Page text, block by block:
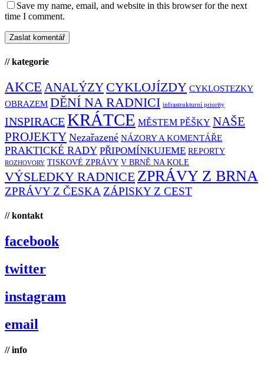
Save my name, email, and website in this browser for the next
time I comment.
// kategorie
AKCE ANALÝZY CYKLOJÍZDY CYKLOSTEZKY
OBRAZEM DĚNÍ NA RADNICI infrastrukturní priority
INSPIRACEKRÁTCE MĚSTEM PĚŠKY NAŠE
PROJEKTY Nezařazené NÁZORY A KOMENTÁŘE
PRAKTICKÉ RADY PŘIPOMÍNKUJEME REPORTY
ROZHOVORY TISKOVÉ ZPRÁVY V BRNĚ NA KOLE
VÝSLEDKY RADNICE ZPRÁVY Z BRNA
ZPRÁVY Z ČESKA ZÁPISKY Z CEST
// kontakt
facebook
twitter
instagram
email
// info